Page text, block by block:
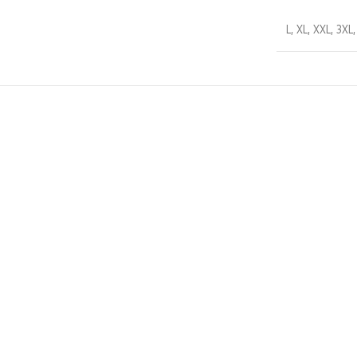
L,XL,XXL,3XL,